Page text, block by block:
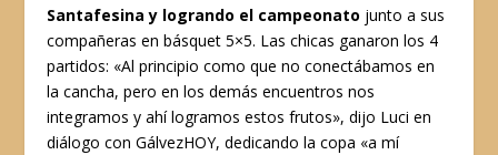
Santafesina y logrando el campeonato junto a sus
compañeras en básquet 5×5. Las chicas ganaron los 4
partidos: «Al principio como que no conectábamos en
la cancha, pero en los demás encuentros nos
integramos y ahí logramos estos frutos», dijo Luci en
diálogo con GálvezHOY, dedicando la copa «a mí